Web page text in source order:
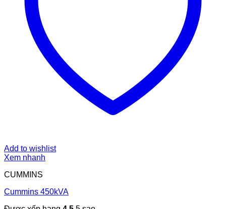
Add to wishlist
Xem nhanh
CUMMINS
Cummins 450kVA